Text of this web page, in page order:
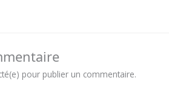
pour publier un commentaire.